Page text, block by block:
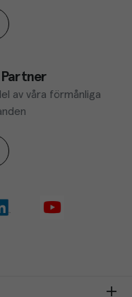
Partner
av våra förmånliga